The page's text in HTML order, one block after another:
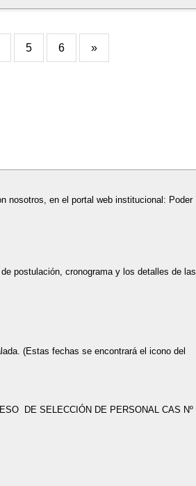
5 6 »
nosotros, en el portal web institucional: Poder
postulación, cronograma y los detalles de las
(Estas fechas se encontrará el icono del
DE SELECCIÓN DE PERSONAL CAS Nº